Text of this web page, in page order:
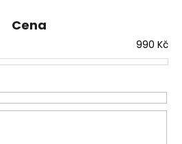
Cena
990 Kč